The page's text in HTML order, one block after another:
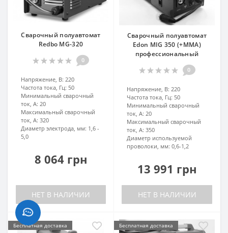
Сварочный полуавтомат
Redbo MG-320
0
Напряжение, В: 220
Частота тока, Гц: 50
Минимальный сварочный
ток, А: 20
Максимальный сварочный
ток, А: 320
Диаметр электрода, мм: 1,6 -
5,0
8 064 грн
НЕТ В НАЛИЧИИ
Сварочный полуавтомат
Edon MIG 350 (+MMA)
профессиональный
0
Напряжение, В: 220
Частота тока, Гц: 50
Минимальный сварочный
ток, А: 20
Максимальный сварочный
ток, А: 350
Диаметр используемой
проволоки, мм: 0,6-1,2
13 991 грн
НЕТ В НАЛИЧИИ
Бесплатная доставка Бесплатная доставка